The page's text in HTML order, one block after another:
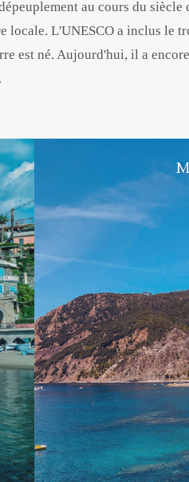
au cours du
locale. L'UNESCO a inclus le
est né. Aujourd'hui, il a